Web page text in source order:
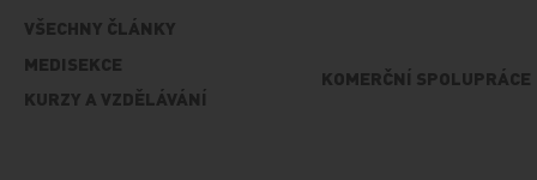
VŠECHNY ČLÁNKY
MEDISEKCE
KURZY A VZDĚLÁVÁNÍ
KOMERČNÍ SPOLUPRÁCE